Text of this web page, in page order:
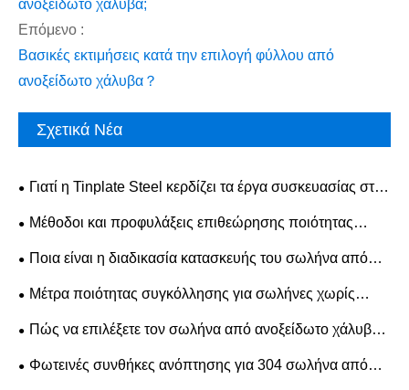
ανοξείδωτο χάλυβα;
Επόμενο :
Βασικές εκτιμήσεις κατά την επιλογή φύλλου από
ανοξείδωτο χάλυβα？
Σχετικά Νέα
Γιατί η Tinplate Steel κερδίζει τα έργα συσκευασίας στον
πραγματικό κόσμο σήμερα;
​Μέθοδοι και προφυλάξεις επιθεώρησης ποιότητας
επιφάνειας για φύλλο ανοξείδωτου χάλυβα 304
Ποια είναι η διαδικασία κατασκευής του σωλήνα από
ανοξείδωτο χάλυβα;
​Μέτρα ποιότητας συγκόλλησης για σωλήνες χωρίς
ραφή 304 από ανοξείδωτο χάλυβα
Πώς να επιλέξετε τον σωλήνα από ανοξείδωτο χάλυβα
για τις βιομηχανικές σας ανάγκες;
Φωτεινές συνθήκες ανόπτησης για 304 σωλήνα από